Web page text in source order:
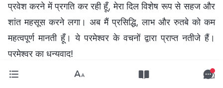
प्रवेश करने में प्रगति कर रही हूँ, मेरा दिल विशेष रूप से सहज और
शांत महसूस करने लगा। अब मैं प्रसिद्धि, लाभ और रुतबे को कम
महत्वपूर्ण मानती हूँ। ये परमेश्वर के वचनों द्वारा प्राप्त नतीजे हैं।
परमेश्वर का धन्यवाद!